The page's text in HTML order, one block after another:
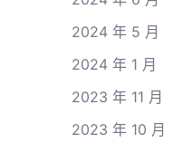
2024 年 5 月
2024 年 1 月
2023 年 11 月
2023 年 10 月